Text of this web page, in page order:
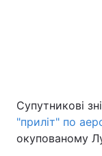
Головна
Супутникові
"приліт" по
окупованому